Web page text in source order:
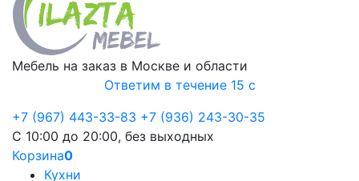
Мебель на заказ в Москве и области
Ответим в течение 15 с
+7 (967) 443-33-83 +7 (936) 243-30-35
С 10:00 до 20:00, без выходных
Корзина0
Кухни